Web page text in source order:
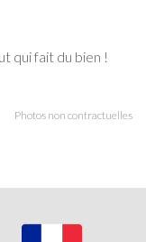
qui fait du bien !
Photos non contractuelles